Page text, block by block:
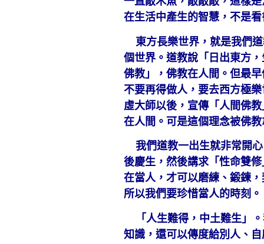
在生活中產生的智慧，不是
東方長樂世界，就是我們道
個世界。道教說「日出東方
佛教」，佛教在人間。但最
不要再得做人，要去西方極
虛大師以後，宣傳「人間佛
在人間。可是這個理念被佛
我們道教一出生就非常開心
後慶生，然後講求「性命雙
在當人，才可以磨練、鍛鍊
所以我們要珍惜當人的時刻。
「人生難得，中土難生」。
知識，還可以傳度給別人、